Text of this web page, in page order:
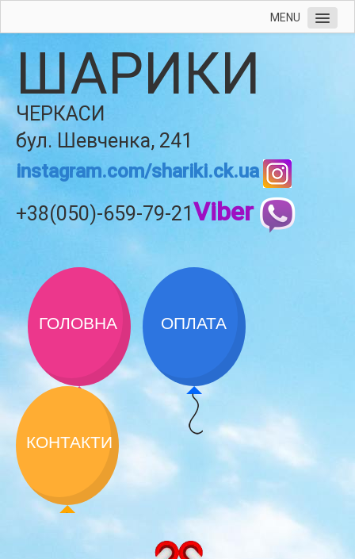
MENU
ШАРИКИ
ЧЕРКАСИ
бул. Шевченка, 241
instagram.com/shariki.ck.ua
+38(050)-659-79-21Viber
ГОЛОВНА ОПЛАТА
КОНТАКТИ